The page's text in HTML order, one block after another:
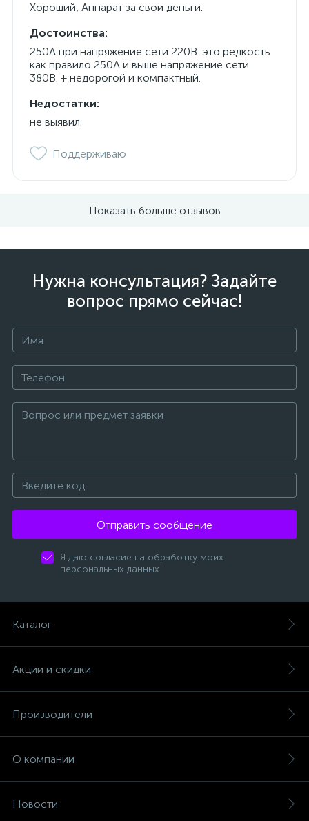
Хороший, Аппарат за свои деньги.
Достоинства:
250А при напряжение сети 220В. это редкость
как правило 250А и выше напряжение сети
380В. + недорогой и компактный.
Недостатки:
не выявил.
Поддерживаю
Показать больше отзывов
Нужна консультация? Задайте
вопрос прямо сейчас!
Отправить сообщение
Я даю согласие на обработку моих
персональных данных
Каталог
Акции и скидки
Производители
О компании
Новости